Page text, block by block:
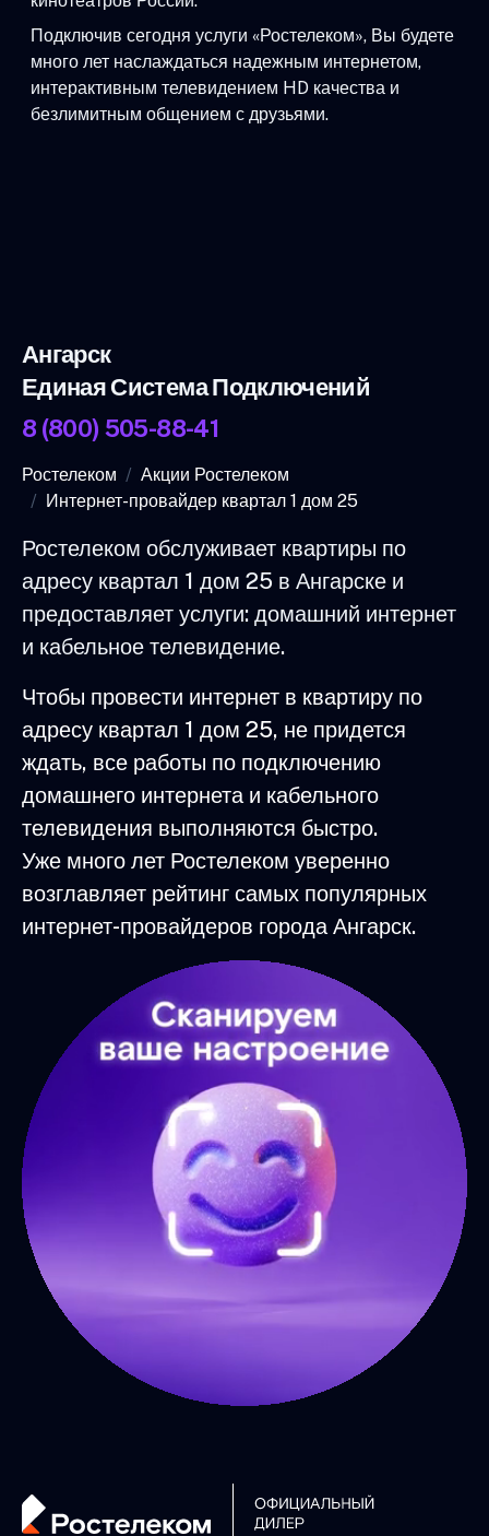
Подключив сегодня услуги «Ростелеком», Вы будете
много лет наслаждаться надежным интернетом,
интерактивным телевидением HD качества и
безлимитным общением с друзьями.
Ангарск
Единая Система Подключений
8 (800) 505-88-41
Ростелеком
Акции Ростелеком
Интернет-провайдер квартал 1 дом 25
Ростелеком обслуживает квартиры по
адресу квартал 1 дом 25 в Ангарске и
предоставляет услуги: домашний интернет
и кабельное телевидение.
Чтобы провести интернет в квартиру по
адресу квартал 1 дом 25, не придется
ждать, все работы по подключению
домашнего интернета и кабельного
телевидения выполняются быстро.
Уже много лет Ростелеком уверенно
возглавляет рейтинг самых популярных
интернет-провайдеров города Ангарск.